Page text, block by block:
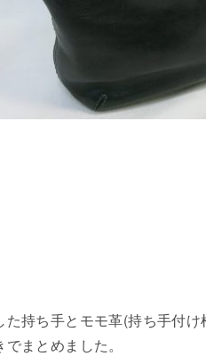
持ち手とモモ革(持ち手付
まとめました。